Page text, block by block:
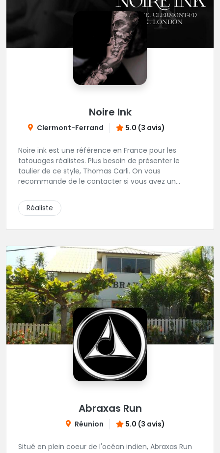
Noire Ink
Clermont-Ferrand 5.0 (3 avis)
Noire ink est une référence en France pour les
tatouages réalistes. Plus besoin de présenter le
taulier de ce style, Thomas Carli. On vous
recommande de le contacter si vous avez un
habituellement.
Réaliste
Abraxas Run
Réunion 5.0 (3 avis)
Situé en plein coeur de l'océan indien, Abraxas Run